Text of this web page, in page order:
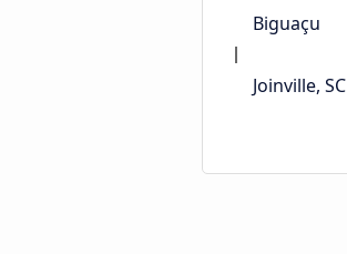
Biguaçu
Joinville, SC